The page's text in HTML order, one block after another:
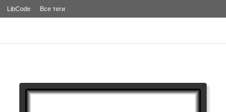
LibCode Все теги